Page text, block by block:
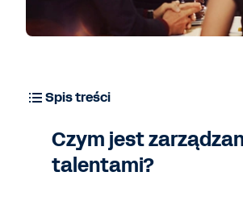
Spis treści
Czym jest
talentami?